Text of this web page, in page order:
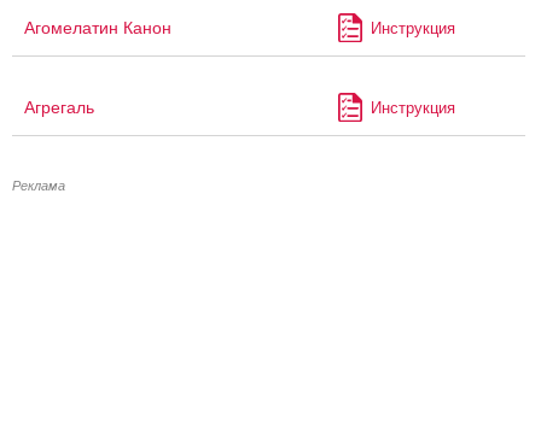
Агомелатин Канон Инструкция
Агрегаль Инструкция
Реклама